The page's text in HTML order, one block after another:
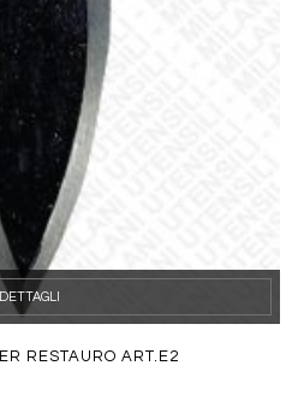
DETTAGLI
RESTAURO ART.E2